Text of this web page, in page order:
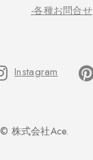
-各種お問合せ
© 株式会社Ace.
Instagram